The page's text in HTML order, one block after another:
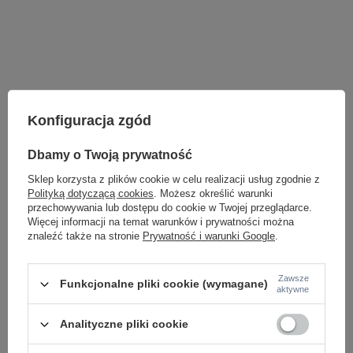
KINKIETY NAD LUSTRO
ŻYRANDOLE
LAMPKI NOCNE
ŻYRANDOLE KRYSZTAŁOWE
LAMPY WISZĄCE CZARNE
LAMPY WISZĄCE - OKRĘGI
Konfiguracja zgód
Dbamy o Twoją prywatność
Sklep korzysta z plików cookie w celu realizacji usług zgodnie z
Polityką dotyczącą cookies. Możesz określić warunki
przechowywania lub dostępu do cookie w Twojej przeglądarce.
Więcej informacji na temat warunków i prywatności można
znaleźć także na stronie Prywatność i warunki Google.
Funkcjonalne pliki cookie (wymagane)
Zawsze
aktywne
Analityczne pliki cookie